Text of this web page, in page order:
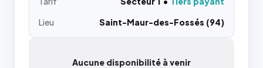
Lieu
Saint-Maur-des-Fossés (94)
Aucune disponibilité à venir